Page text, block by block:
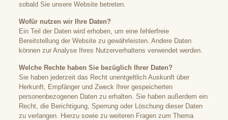
sobald Sie unsere Website betreten.
Wofür nutzen wir Ihre Daten?
Ein Teil der Daten wird erhoben, um eine fehlerfreie
Bereitstellung der Website zu gewährleisten. Andere Daten
können zur Analyse Ihres Nutzerverhaltens verwendet werden.
Welche Rechte haben Sie bezüglich Ihrer Daten?
Sie haben jederzeit das Recht unentgeltlich Auskunft über
Herkunft, Empfänger und Zweck Ihrer gespeicherten
personenbezogenen Daten zu erhalten. Sie haben außerdem ein
Recht, die Berichtigung, Sperrung oder Löschung dieser Daten
zu verlangen. Hierzu sowie zu weiteren Fragen zum Thema